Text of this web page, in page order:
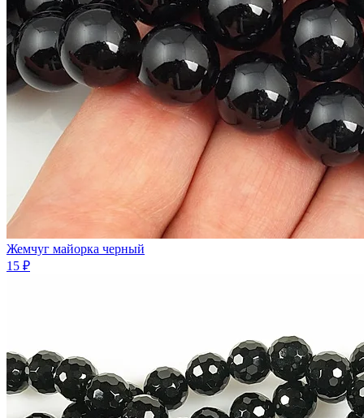
Жемчуг майорка черный
15 ₽